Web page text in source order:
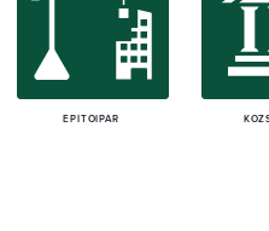
ÉPÍTŐIPAR